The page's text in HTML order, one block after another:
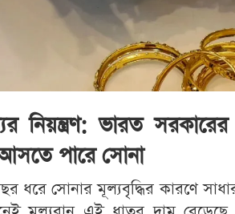
নিয়ন্ত্রণ: ভারত
পারে সোনা
ধরে সোনার মূল্যবৃদ্ধির কারণে